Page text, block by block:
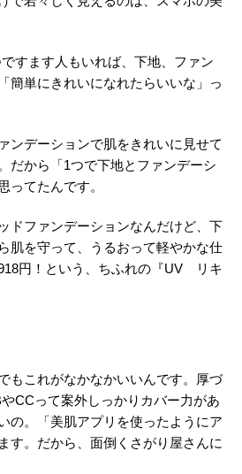
すます人もいれば、下地、ファン
簡単にきれいになれたらいいな」っ
ンデーションで肌をきれいに見せて
だから「1つで下地とファンデーシ
てたんです。
ファンデーションなんだけど、下
肌を守って、うるおって軽やかな仕
円！という、ちふれの『UV リキ
もこれがなかなかいいんです。厚づ
CCって案外しっかりカバー力があ
の。「美肌アプリを使ったようにア
す。だから、面倒くさがり屋さんに